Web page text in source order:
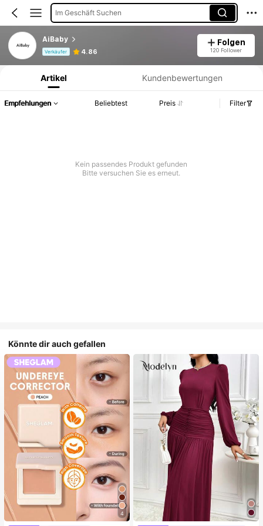
Im Geschäft Suchen
AiBaby
Verkäufer 4.86
Folgen
120 Follower
Produktinformation: Preisangabe, Verkaufs- und Lagerbestandsdetails.
Artikel Kundenbewertungen
Empfehlungen Beliebtest Preis Filter
Kein passendes Produkt gefunden
Bitte versuchen Sie es erneut.
Könnte dir auch gefallen
4